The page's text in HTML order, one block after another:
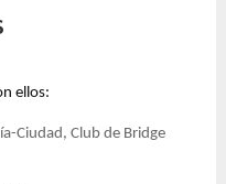
ellos:
Ciudad, Club de Bridge